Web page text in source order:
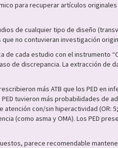
para recuperar artículos
de cualquier tipo de diseño
que no contuvieran investigación
cada estudio con el instrumento
de discrepancia. La extracción
más ATB que los PED
PED tuvieron más probabilidades
con/sin hiperactividad (OR:
(como asma y OMA). Los PED
parece recomendable